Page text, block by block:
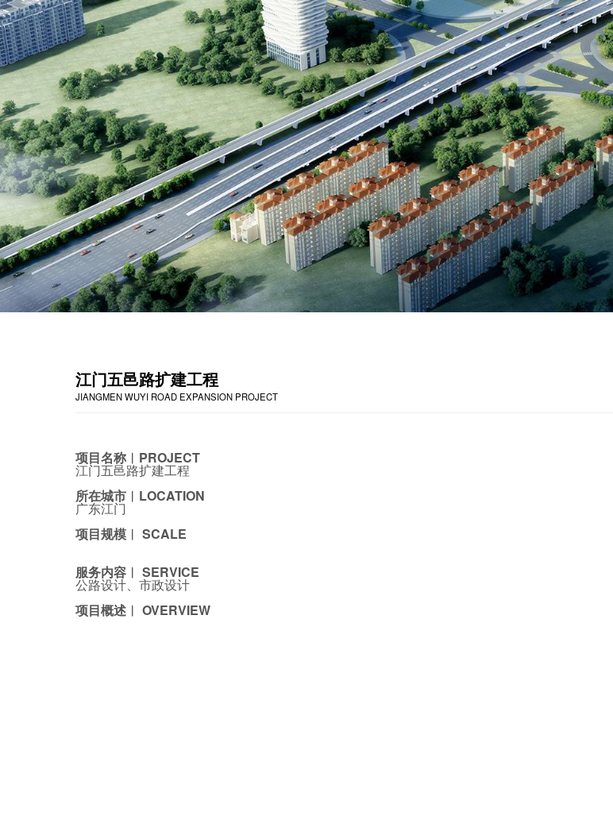
江门五邑路扩建工程
JIANGMEN WUYI ROAD EXPANSION PROJECT
项目名称︱PROJECT
江门五邑路扩建工程
所在城市︱LOCATION
广东江门
项目规模︱ SCALE
服务内容︱ SERVICE
公路设计、市政设计
项目概述︱ OVERVIEW